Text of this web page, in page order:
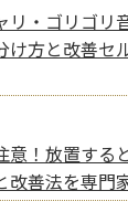
リ・ゴリゴリ
け方と改善セ
！放置する
改善法を専門